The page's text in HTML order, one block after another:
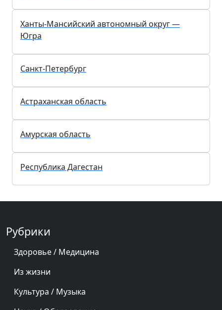
Ханты-Мансийский автономный округ —
Югра
Санкт-Петербург
Астраханская область
Амурская область
Республика Дагестан
Рубрики
Здоровье / Медицина
Из жизни
Культура / Музыка